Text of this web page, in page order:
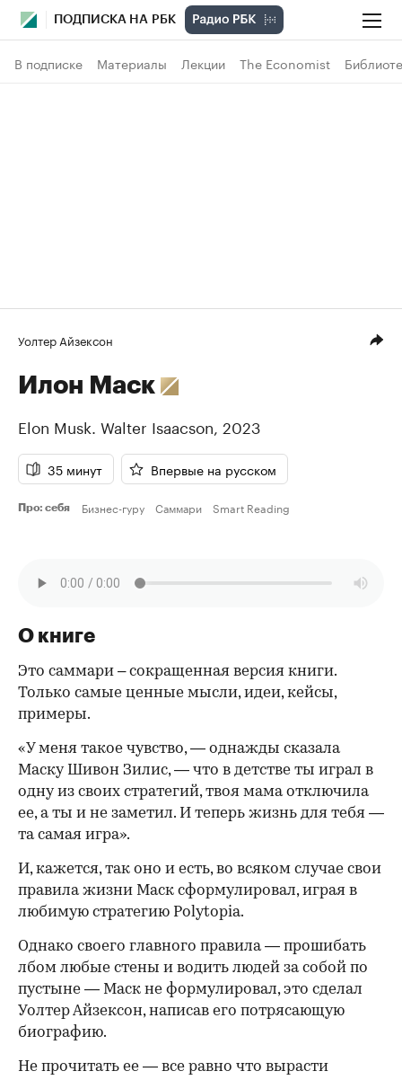
ПОДПИСКА НА РБК
В подписке Материалы Лекции The Economist
Уолтер Айзексон
Илон Маск
Elon Musk. Walter Isaacson 2023
35 минут Впервые на русском
Про: себя Бизнес-гуру Саммари Smart Reading
О книге
Это саммари – сокращенная версия книги.
Только самые ценные мысли, идеи, кейсы,
примеры.
«У меня такое чувство, — однажды сказала
Маску Шивон Зилис, — что в детстве ты играл в
одну из своих стратегий, твоя мама отключила
ее, а ты и не заметил. И теперь жизнь для тебя —
та самая игра».
И, кажется, так оно и есть, во всяком случае свои
правила жизни Маск сформулировал, играя в
любимую стратегию Polytopia.
Однако своего главного правила — прошибать
лбом любые стены и водить людей за собой по
пустыне — Маск не формулировал, это сделал
Уолтер Айзексон, написав его потрясающую
биографию.
Не прочитать ее — все равно что вырасти